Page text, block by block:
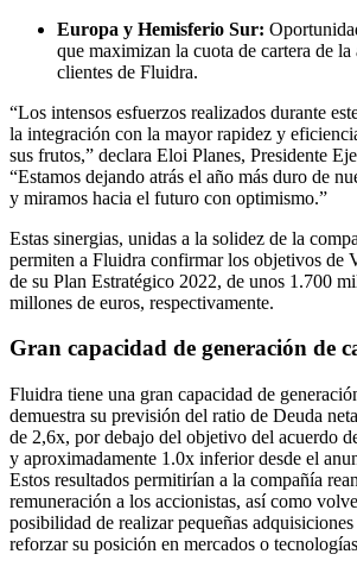
Europa y Hemisferio Sur:
que maximizan la cuota de cartera de la
clientes de Fluidra.
“Los intensos esfuerzos realizados durante
la integración con la mayor rapidez y
sus frutos,” declara Eloi Planes, Presidente
“Estamos dejando atrás el año más duro de
y miramos hacia el futuro con optimismo.”
Estas sinergias, unidas a la solidez de la
permiten a Fluidra confirmar los objetivos de
de su Plan Estratégico 2022, de unos 1.700
millones de euros, respectivamente.
Gran capacidad de generación de
Fluidra tiene una gran capacidad de
demuestra su previsión del ratio de Deuda
de 2,6x, por debajo del objetivo del acuerdo
y aproximadamente 1.0x inferior desde el
Estos resultados permitirían a la compañía
remuneración a los accionistas, así como
posibilidad de realizar pequeñas
reforzar su posición en mercados o